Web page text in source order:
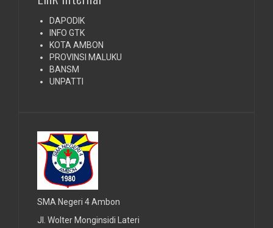
DAPODIK
INFO GTK
KOTA AMBON
PROVINSI MALUKU
BANSM
UNPATTI
SMA Negeri 4 Ambon
Jl. Wolter Monginsidi Lateri